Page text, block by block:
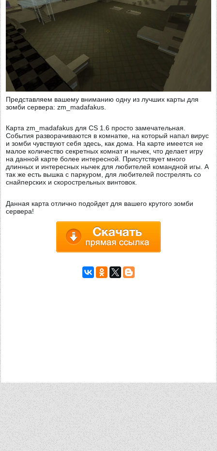
Представляем вашему вниманию одну из лучших карты для
зомби сервера: zm_madafakus.
Карта zm_madafakus для CS 1.6 просто замечательная.
События разворачиваются в комнатке, на который напал вирус
и зомби чувствуют себя здесь, как дома. На карте имеется не
малое количество секретных комнат и нычек, что делает игру
на данной карте более интересной. Присутствует много
длинных и интересных нычек для любителей командной игы. А
так же есть вышка с паркуром, для любителей пострелять со
снайперских и скорострельных винтовок.
Данная карта отлично подойдет для вашего крутого зомби
сервера!